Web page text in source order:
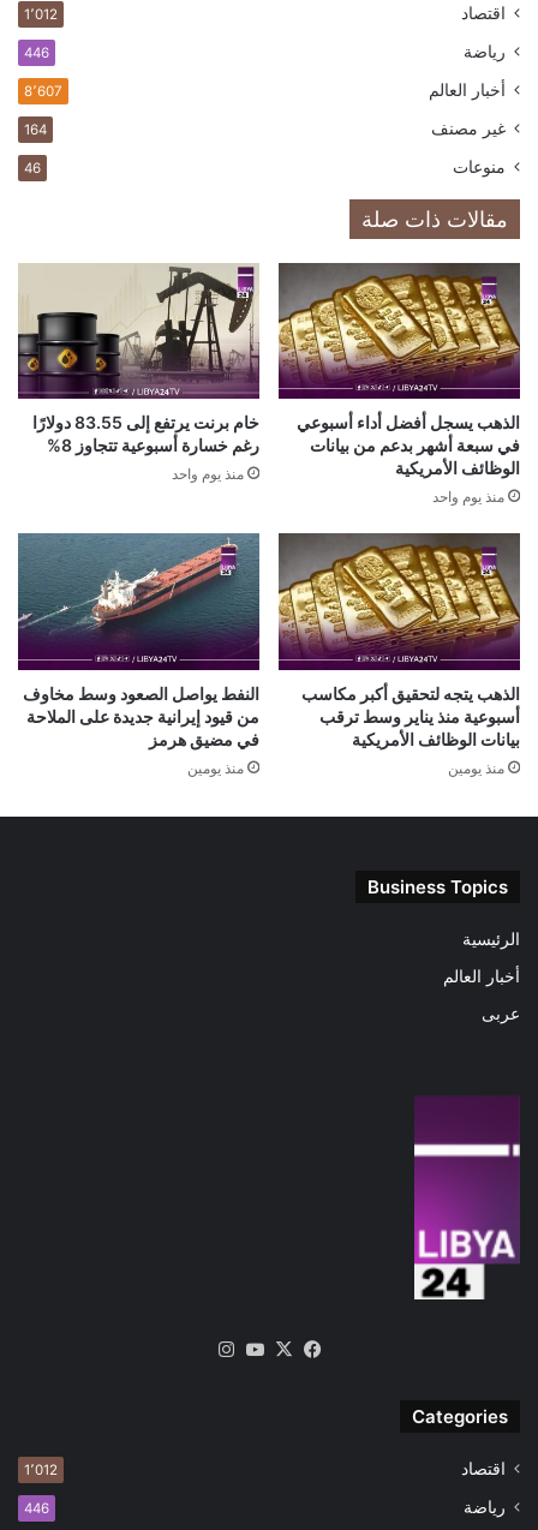
اقتصاد 1٬012
رياضة 446
أخبار العالم 8٬607
غير مصنف 164
منوعات 46
مقالات ذات صلة
الذهب يسجل أفضل أداء أسبوعي
في سبعة أشهر بدعم من بيانات
الوظائف الأمريكية
منذ يوم واحد
خام برنت يرتفع إلى 83.55 دولارًا
رغم خسارة أسبوعية تتجاوز 8%
منذ يوم واحد
الذهب يتجه لتحقيق أكبر مكاسب
أسبوعية منذ يناير وسط ترقب
بيانات الوظائف الأمريكية
منذ يومين
النفط يواصل الصعود وسط مخاوف
من قيود إيرانية جديدة على الملاحة
في مضيق هرمز
منذ يومين
Business Topics
الرئيسية
أخبار العالم
عربى
فيسبوك
‫X
‫YouTube
Categories
اقتصاد 1٬012
رياضة 446